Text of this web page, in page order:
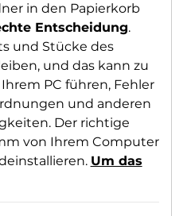
in den Papierkorb
Entscheidung.
und Stücke des
und das kann zu
PC führen, Fehler
und anderen
Der richtige
von Ihrem Computer
Um das